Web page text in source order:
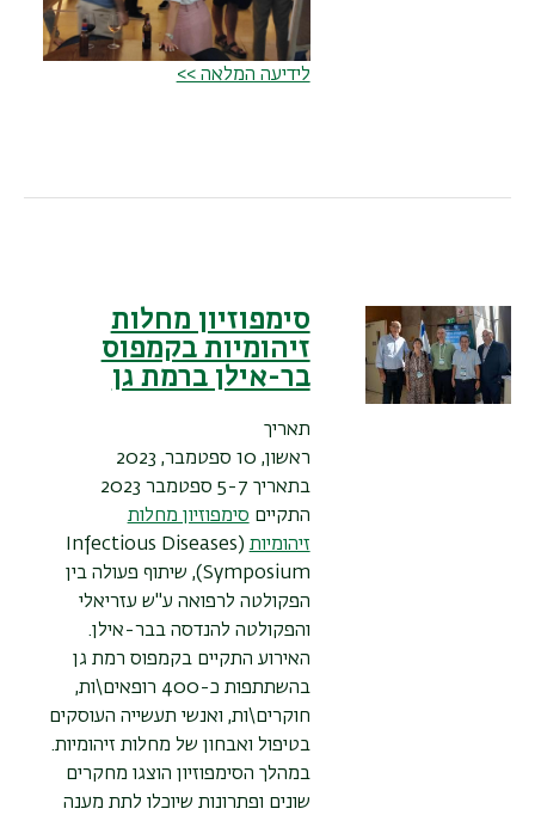
לידיעה המלאה >>
סימפוזיון מחלות
זיהומיות בקמפוס
בר-אילן ברמת גן
תאריך
ראשון, 10 ספטמבר, 2023
בתאריך 5-7 ספטמבר 2023
התקיים סימפוזיון מחלות
זיהומיות
(Infectious Diseases
Symposium), שיתוף פעולה בין
הפקולטה לרפואה ע"ש עזריאלי
והפקולטה להנדסה בבר-אילן.
האירוע התקיים בקמפוס רמת גן
בהשתתפות כ-400 רופאים\ות,
חוקרים\ות, ואנשי תעשייה העוסקים
בטיפול ואבחון של מחלות זיהומיות.
במהלך הסימפוזיון הוצגו מחקרים
שונים ופתרונות שיוכלו לתת מענה